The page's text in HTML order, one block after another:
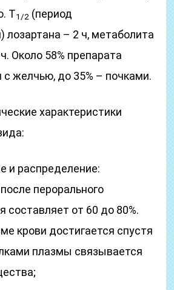
T1/2 (период
лозартана – 2 ч, метаболита
Около 58% препарата
с желчью, до 35% – почками.
характеристики
и распределение:
перорального
составляет от 60 до 80%.
крови достигается спустя
плазмы связывается